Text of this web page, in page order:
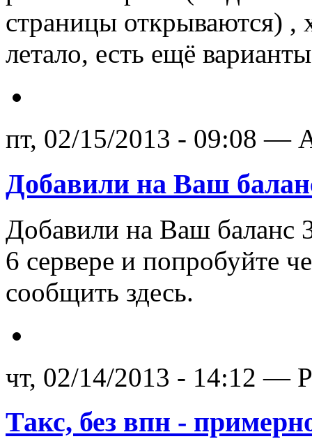
страницы открываются) ,
летало, есть ещё
пт, 02/15/2013 - 09:08 —
Добавили на Ваш
Добавили на Ваш баланс
6 сервере и попробуйте
сообщить здесь.
чт, 02/14/2013 - 14:12 —
Такс, без впн -